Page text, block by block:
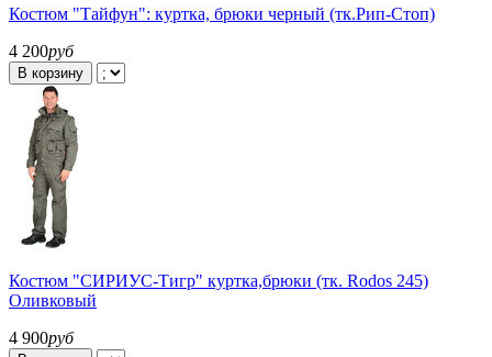
Костюм "Тайфун": куртка, брюки черный (тк.Рип-Стоп)
4 200руб
В корзину
Костюм "СИРИУС-Тигр" куртка,брюки (тк. Rodos 245)
Оливковый
4 900руб